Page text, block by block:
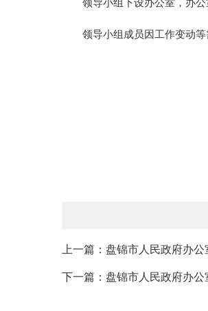
领导小组下设办公室，办公
领导小组成员因工作变动等
上一篇：盘锦市人民政府办
下一篇：盘锦市人民政府办